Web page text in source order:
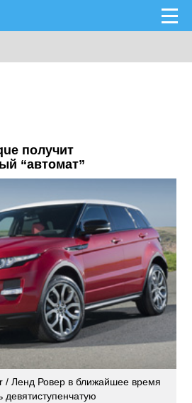
получит
“автомат”
/ Ленд Ровер в ближайшее время
девятиступенчатую